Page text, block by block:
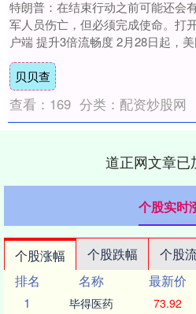
特朗普：在结束行动之前可能还会
军人员伤亡，但必须完成使命。打
户端 提升3倍流畅度 2月28日起，
色列开始持续轰炸伊朗，炸死众多伊
高....
贝贝查
查看： 169 分类： 配资炒股网
道正网文章已
个股实时
个股涨幅 个股跌幅 个股
排名
名称 最新价
1
毕得医药 73.92